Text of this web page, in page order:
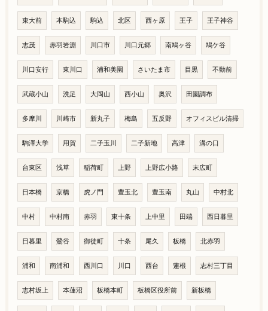
東大前 本駒込 駒込 北区 西ヶ原 王子 王子神谷
志茂 赤羽岩淵 川口市 川口元郷 南鳩ヶ谷 鳩ケ谷
川口安行 東川口 浦和美園 さいたま市 目黒 不動前
武蔵小山 洗足 大岡山 西小山 奥沢 田園調布
多摩川 川崎市 新丸子 梅島 五反野 オフィスビル清掃
駒澤大学 用賀 二子玉川 二子新地 高津 溝の口
台東区 浅草 稲荷町 上野 上野広小路 末広町
日本橋 京橋 虎ノ門 豊玉北 豊玉南 丸山 中村北
中村 中村南 赤羽 東十条 上中里 田端 西日暮里
日暮里 鶯谷 御徒町 十条 尾久 板橋 北赤羽
浦和 南浦和 西川口 川口 西台 蓮根 志村三丁目
志村坂上 本蓮沼 板橋本町 板橋区役所前 新板橋